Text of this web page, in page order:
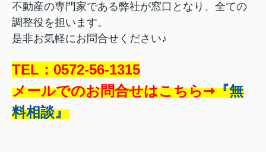
不動産の専門家である弊社が窓口となり、全ての
調整役を担います。
是非お気軽にお問合せください♪
TEL：0572-56-1315
メールでのお問合せはこちら➞『無
料相談』